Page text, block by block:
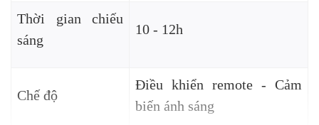
Thời gian chiếu
sáng
10 - 12h
Chế độ
Điều khiển remote - Cảm
biến ánh sáng